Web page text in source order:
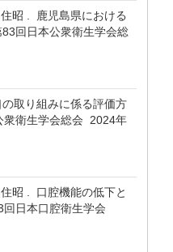
昭 . 鹿児島県における
回日本公衆衛生学会総
取り組みに係る評価方
衛生学会総会 2024年
昭 . 口腔機能の低下と
日本口腔衛生学会